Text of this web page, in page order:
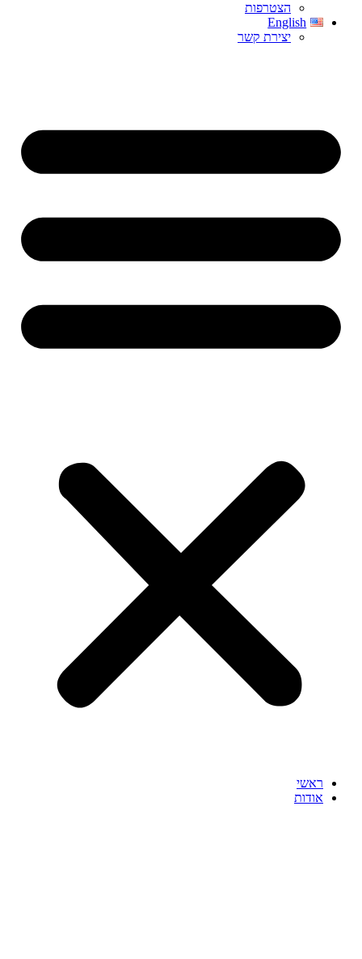
הצטרפות
English
יצירת קשר
ראשי
אודות